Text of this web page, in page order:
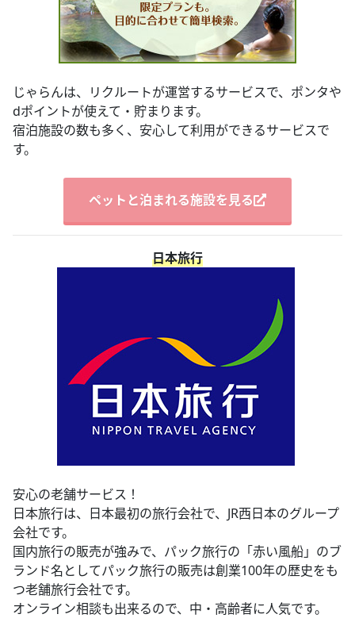
じゃらんは、リクルートが運営するサービスで、ポンタや
dポイントが使えて・貯まります。
宿泊施設の数も多く、安心して利用ができるサービスで
す。
ペットと泊まれる施設を見る
日本旅行
安心の老舗サービス！
日本旅行は、日本最初の旅行会社で、JR西日本のグループ
会社です。
国内旅行の販売が強みで、パック旅行の「赤い風船」のブ
ランド名としてパック旅行の販売は創業100年の歴史をも
つ老舗旅行会社です。
オンライン相談も出来るので、中・高齢者に人気です。